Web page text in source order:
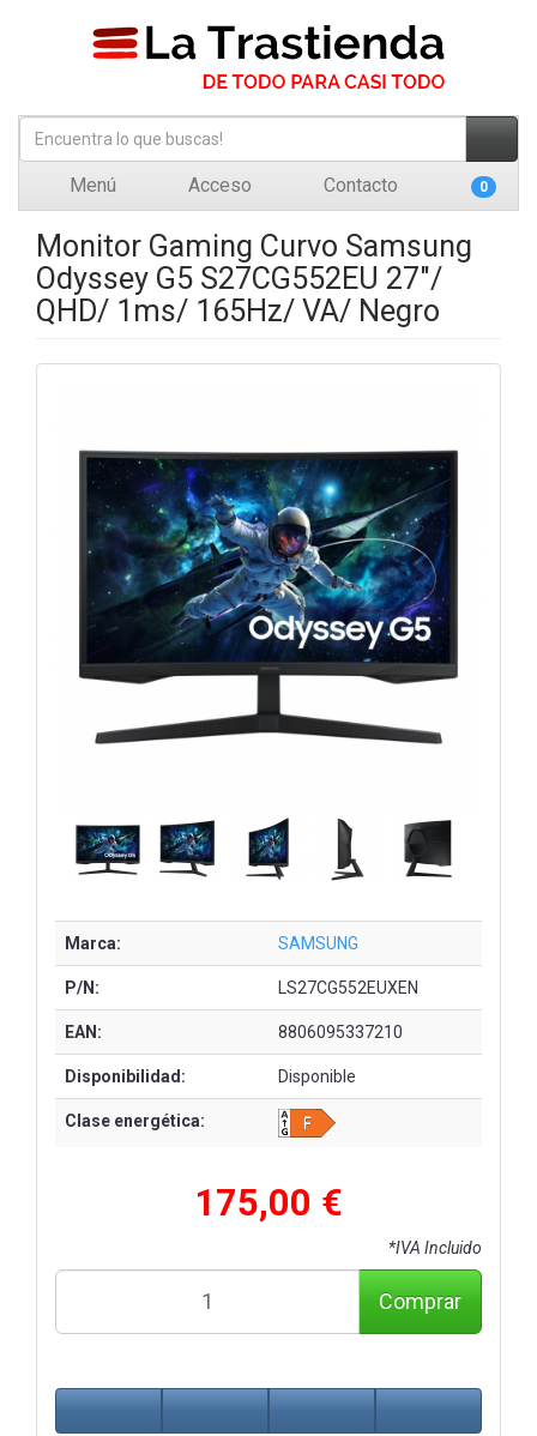
Menú Acceso Contacto 0
Monitor Gaming Curvo Samsung
Odyssey G5 S27CG552EU 27"/
QHD/ 1ms/ 165Hz/ VA/ Negro
Marca: SAMSUNG
P/N: LS27CG552EUXEN
EAN: 8806095337210
Disponibilidad: Disponible
Clase energética:
175,00 €
*IVA Incluido
Comprar